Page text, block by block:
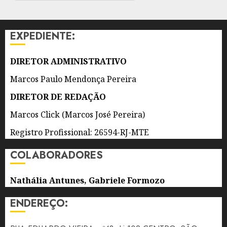
DE
DA
EDUCAÇÃO
8 DE
AGOSTO
DE 2026
0
EXPEDIENTE:
DIRETOR ADMINISTRATIVO
Marcos Paulo Mendonça Pereira
DIRETOR DE REDAÇÃO
Marcos Click (Marcos José Pereira)
Registro Profissional: 26594-RJ-MTE
COLABORADORES
Nathália Antunes, Gabriele Formozo
ENDEREÇO: